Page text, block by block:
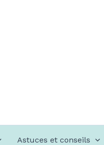
Astuces et conseils